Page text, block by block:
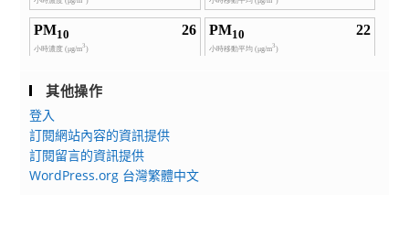
其他操作
登入
訂閱網站內容的資訊提供
訂閱留言的資訊提供
WordPress.org 台灣繁體中文